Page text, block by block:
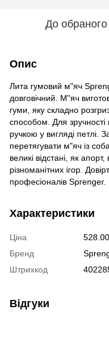
До обраного
Опис
Лита гумовий м"яч
довговічний. М"яч
гуми, яку складно
способом. Для
ручкою у вигляді петлі.
перетягувати м"яч із
великі відстані, як
різноманітних ігор.
професіоналів Sprenger.
Характеристики
Ціна
528.00
Бренд
Штрихкод
Відгуки